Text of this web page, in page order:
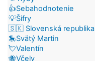
👍Sebahodnotenie
💡Šifry
🇸🇰 Slovenská republika
🎠Svätý Martin
💘Valentín
🐝Včely